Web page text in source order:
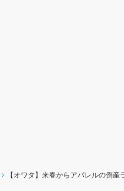
【オワタ】来春からアパレルの倒産